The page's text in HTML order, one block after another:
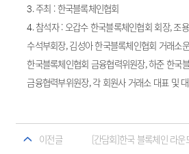
3. 주최 : 한국블록체인협회
4. 참석자 : 오갑수 한국블록체인협회 회장, 조
수석부회장, 김성아 한국블록체인협회 거래소
한국블록체인협회 금융협력위원장, 하준 한국
금융협력부위원장, 각 회원사 거래소 대표 및
이전글